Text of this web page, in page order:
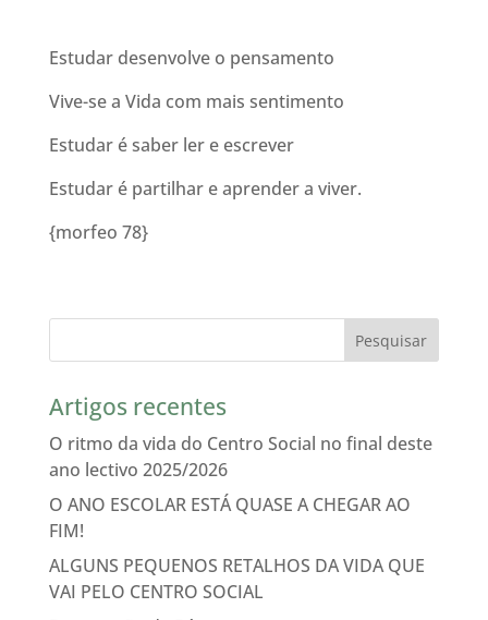
Estudar desenvolve o pensamento
Vive-se a Vida com mais sentimento
Estudar é saber ler e escrever
Estudar é partilhar e aprender a viver.
{morfeo 78}
Artigos recentes
O ritmo da vida do Centro Social no final deste
ano lectivo 2025/2026
O ANO ESCOLAR ESTÁ QUASE A CHEGAR AO
FIM!
ALGUNS PEQUENOS RETALHOS DA VIDA QUE
VAI PELO CENTRO SOCIAL